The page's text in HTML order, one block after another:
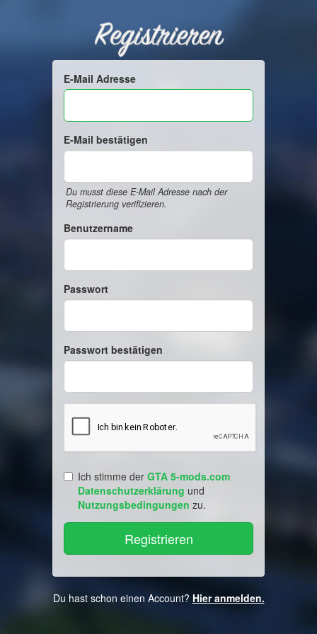
Registrieren
E-Mail Adresse
E-Mail bestätigen
Du musst diese E-Mail Adresse nach der
Registrierung verifizieren.
Benutzername
Passwort
Passwort bestätigen
Ich stimme der GTA 5-mods.com
Datenschutzerklärung und
Nutzungsbedingungen zu.
Du hast schon einen Account? Hier anmelden.